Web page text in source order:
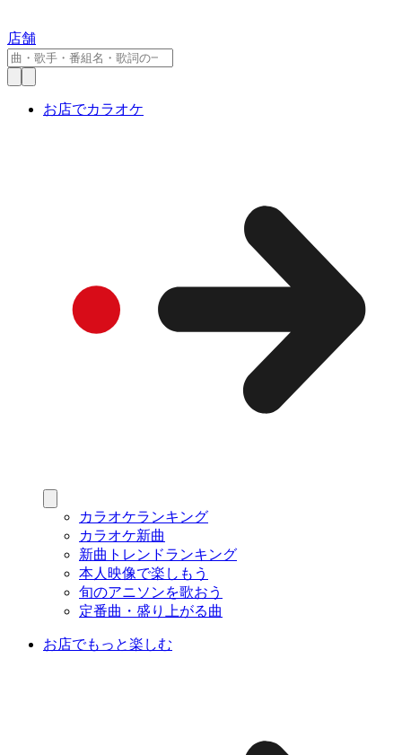
店舗
お店でカラオケ
カラオケランキング
カラオケ新曲
新曲トレンドランキング
本人映像で楽しもう
旬のアニソンを歌おう
定番曲・盛り上がる曲
お店でもっと楽しむ